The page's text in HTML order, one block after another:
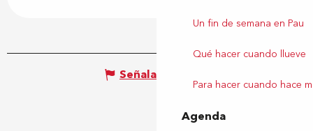
Un fin de semana en Pau
Qué hacer cuando llueve
Para hacer cuando hace
Agenda
Señalar un error